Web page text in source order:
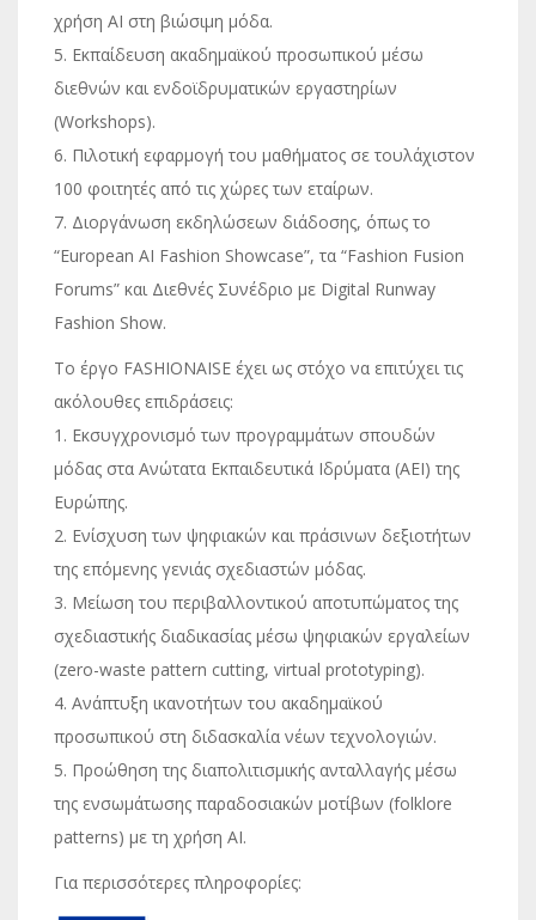
χρήση AI στη βιώσιμη μόδα.
5. Εκπαίδευση ακαδημαϊκού προσωπικού μέσω
διεθνών και ενδοϊδρυματικών εργαστηρίων
(Workshops).
6. Πιλοτική εφαρμογή του μαθήματος σε τουλάχιστον
100 φοιτητές από τις χώρες των εταίρων.
7. Διοργάνωση εκδηλώσεων διάδοσης, όπως το
“European AI Fashion Showcase”, τα “Fashion Fusion
Forums” και Διεθνές Συνέδριο με Digital Runway
Fashion Show.
Το έργο FASHIONAISE έχει ως στόχο να επιτύχει τις
ακόλουθες επιδράσεις:
1. Εκσυγχρονισμό των προγραμμάτων σπουδών
μόδας στα Ανώτατα Εκπαιδευτικά Ιδρύματα (ΑΕΙ) της
Ευρώπης.
2. Ενίσχυση των ψηφιακών και πράσινων δεξιοτήτων
της επόμενης γενιάς σχεδιαστών μόδας.
3. Μείωση του περιβαλλοντικού αποτυπώματος της
σχεδιαστικής διαδικασίας μέσω ψηφιακών εργαλείων
(zero-waste pattern cutting, virtual prototyping).
4. Ανάπτυξη ικανοτήτων του ακαδημαϊκού
προσωπικού στη διδασκαλία νέων τεχνολογιών.
5. Προώθηση της διαπολιτισμικής ανταλλαγής μέσω
της ενσωμάτωσης παραδοσιακών μοτίβων (folklore
patterns) με τη χρήση AI.
Για περισσότερες πληροφορίες: